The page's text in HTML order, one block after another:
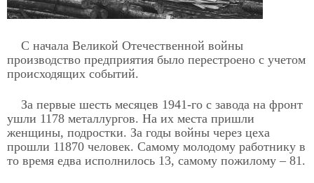
С начала Великой Отечественной войны
производство предприятия было перестроено с учетом
происходящих событий.
За первые шесть месяцев 1941-го с завода на фронт
ушли 1178 металлургов. На их места пришли
женщины, подростки. За годы войны через цеха
прошли 11870 человек. Самому молодому работнику в
то время едва исполнилось 13, самому пожилому – 81.